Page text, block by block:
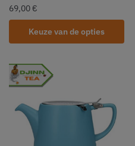
69,00 €
Keuze van de opties